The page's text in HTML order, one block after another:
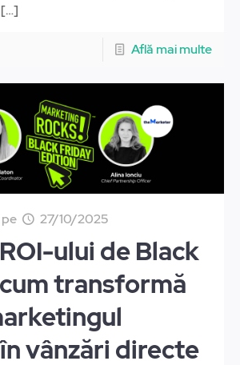
[…]
Află mai multe
pe 27/10/2025
ului de Black
transformă
vânzări directe